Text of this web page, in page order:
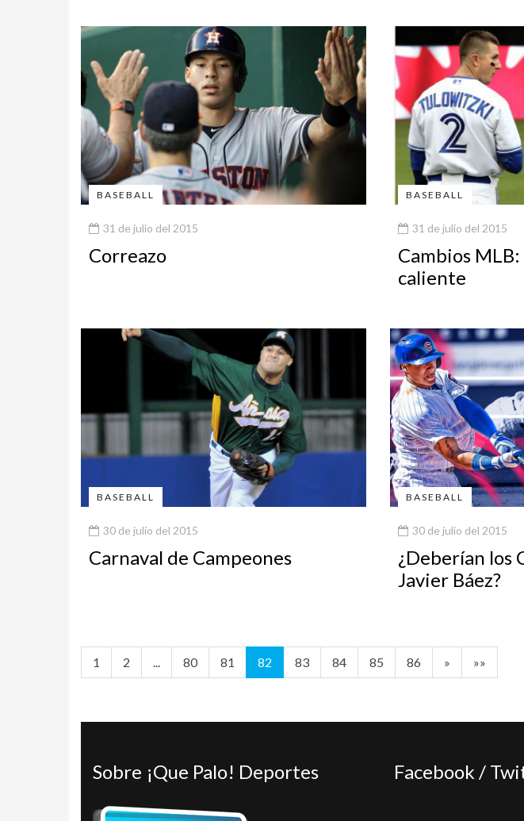
BASEBALL
31 de julio del 2015
Correazo
BASEBALL
31 de julio del 2015
Cambios
caliente
BASEBALL
30 de julio del 2015
Carnaval de Campeones
BASEBALL
30 de julio del 2015
¿Deberían los
Javier Báez?
1 2 ... 80 81 82 83 84 85 86 » »»
Sobre ¡Que Palo! Deportes Facebook /